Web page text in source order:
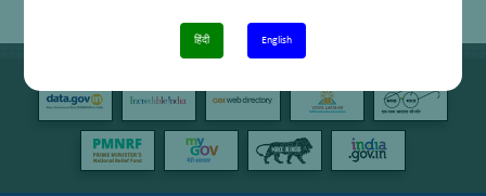
हिंदी English